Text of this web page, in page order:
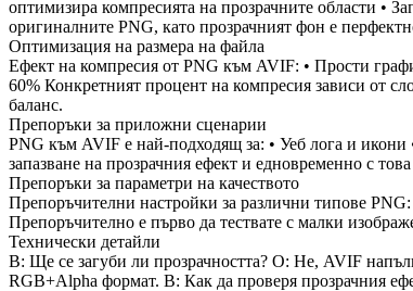
оптимизира компресията на прозрачните области •
оригиналните PNG, като прозрачният фон е
Оптимизация на размера на файла
Ефект на компресия от PNG към AVIF: • Прости
60% Конкретният процент на компресия зависи от
баланс.
Препоръки за приложни сценарии
PNG към AVIF е най-подходящ за: • Уеб лога и
запазване на прозрачния ефект и едновременно с
Препоръки за параметри на качеството
Препоръчителни настройки за различни типове
Препоръчително е първо да тествате с малки
Технически детайли
В: Ще се загуби ли прозрачността? О: Не, AVIF
RGB+Alpha формат. В: Как да проверя прозрачния